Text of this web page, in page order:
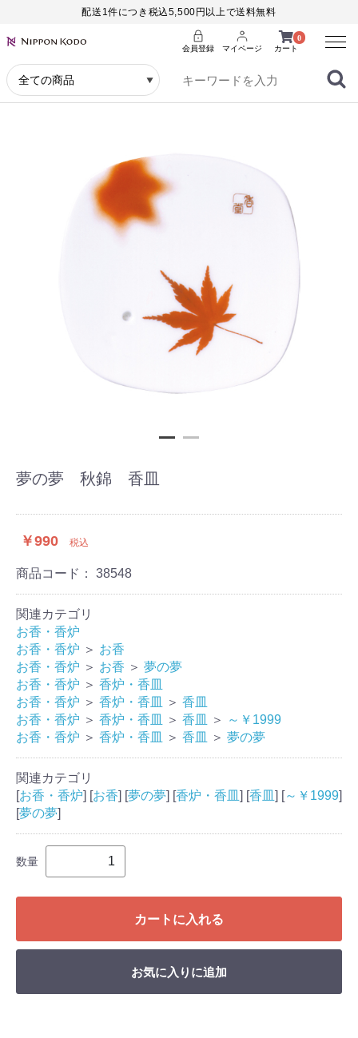
配送1件につき税込5,500円以上で送料無料
0
カート
会員登録 マイページ
Menu
夢の夢 秋錦 香皿
￥990 税込
商品コード： 38548
関連カテゴリ
お香・香炉
お香・香炉 ＞ お香
お香・香炉 ＞ お香 ＞ 夢の夢
お香・香炉 ＞ 香炉・香皿
お香・香炉 ＞ 香炉・香皿 ＞ 香皿
お香・香炉 ＞ 香炉・香皿 ＞ 香皿 ＞
～￥1999
お香・香炉 ＞ 香炉・香皿 ＞ 香皿 ＞ 夢の夢
関連カテゴリ
[お香・香炉] [お香] [夢の夢] [香炉・香皿 ] [香皿 ] [～￥1999]
[夢の夢]
数量
カートに入れる
お気に入りに追加